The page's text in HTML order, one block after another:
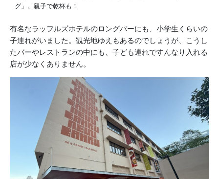
グ」。親子で乾杯も！
有名なラッフルズホテルのロングバーにも、小学生くらいの
子連れがいました。観光地ゆえもあるのでしょうが、こうし
たバーやレストランの中にも、子ども連れですんなり入れる
店が少なくありません。